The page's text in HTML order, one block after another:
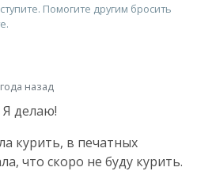
Помогите другим бросить
назад
Я делаю!
курить, в печатных
что скоро не буду курить.